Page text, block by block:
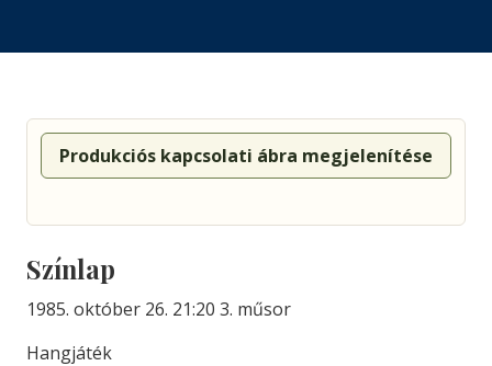
Produkciós kapcsolati ábra megjelenítése
Színlap
1985. október 26. 21:20 3. műsor
Hangjáték